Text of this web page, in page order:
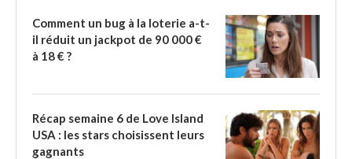
Comment un bug à la loterie a-t-
il réduit un jackpot de 90 000 €
à 18 € ?
Récap semaine 6 de Love Island
USA : les stars choisissent leurs
gagnants